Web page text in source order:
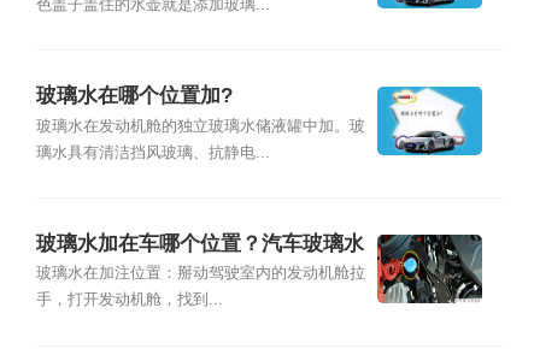
色盖子盖住的水壶就是添加玻璃...
玻璃水在哪个位置加?
玻璃水在发动机舱的独立玻璃水储液罐中加。玻
璃水具有清洁挡风玻璃、抗静电...
玻璃水加在车哪个位置？汽车玻璃水
加在哪里
玻璃水在加注位置：掰动驾驶室内的发动机舱拉
手，打开发动机舱，找到...